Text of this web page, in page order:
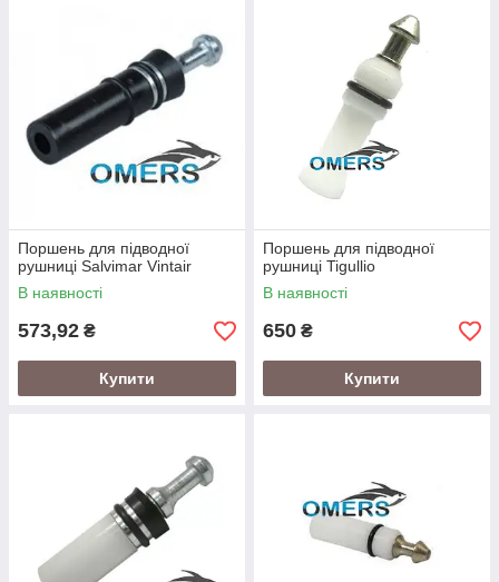
Поршень для підводної
рушниці Salvimar Vintair
В наявності
573,92 ₴
Купити
Поршень для підводної
рушниці Tigullio
В наявності
650 ₴
Купити